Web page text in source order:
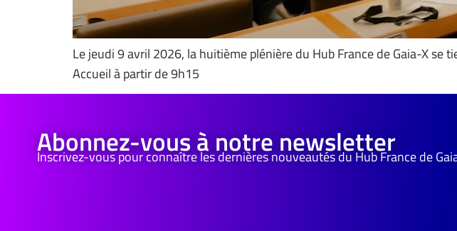
Le jeudi 9 avril 2026, la huitième plénière du Hub France de Gaia-X se
Accueil à partir de 9h15
Abonnez-vous à notre newsletter
Inscrivez-vous pour connaître les dernières nouveautés du Hub France de